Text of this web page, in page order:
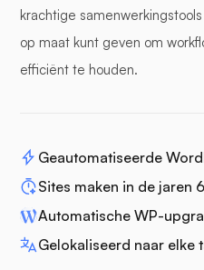
krachtige
op maat kunt geven om
efficiënt te houden.
Geautomatiseerde
Sites maken in de jaren
Automatische WP-
Gelokaliseerd naar elke